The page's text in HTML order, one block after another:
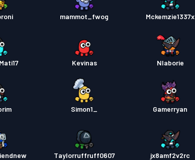
mammot_fwog Mckemzie1337x
Kevinas Nlaborie
Simon1_ Gamerryan
Taylorruffruff0607 jx8amf2v2rc